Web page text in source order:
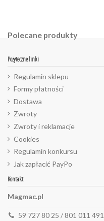
Polecane produkty
Pożyteczne linki
Regulamin sklepu
Formy płatności
Dostawa
Zwroty
Zwroty i reklamacje
Cookies
Regulamin konkursu
Jak zapłacić PayPo
Kontakt
Magmac.pl
59 727 80 25 / 801 011 491